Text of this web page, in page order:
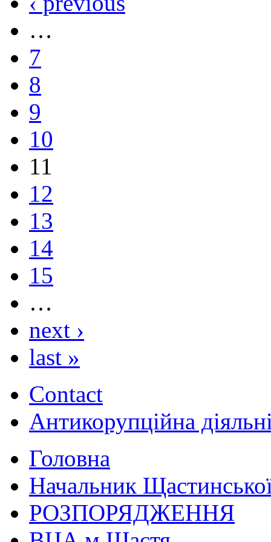
…
7
8
9
10
11
12
13
14
15
…
next ›
last »
Contact
Антикорупційна
Головна
Начальник
РОЗПОРЯДЖЕННЯ